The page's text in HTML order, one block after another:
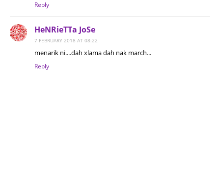
Reply
HeNRieTTa JoSe
7 FEBRUARY 2018 AT 08:22
menarik ni....dah xlama dah nak march...
Reply